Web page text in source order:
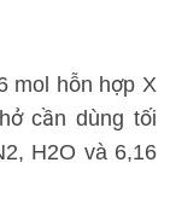
mol hỗn hợp X
cần dùng tối
H2O và 6,16